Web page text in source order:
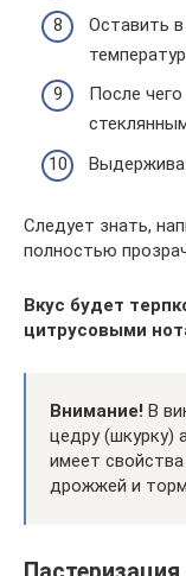
Оставить
После
Следует знать,
полностью
Вкус будет
цитрусовыми
Внимание! В
цедру (шкурку)
имеет
дрожжей и